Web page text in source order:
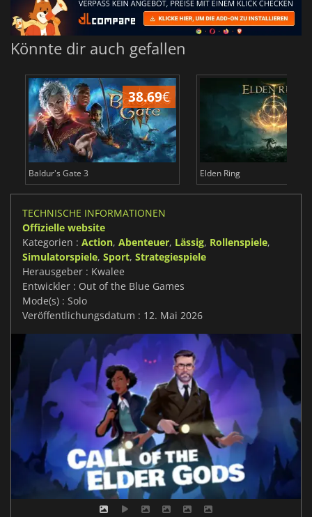
Könnte dir auch gefallen
38.69€
Baldur's Gate 3 Elden Ring
TECHNISCHE INFORMATIONEN
Offizielle website
Kategorien : Action, Abenteuer, Lässig, Rollenspiele,
Simulatorspiele, Sport, Strategiespiele
Herausgeber : Kwalee
Entwickler : Out of the Blue Games
Mode(s) : Solo
Veröffentlichungsdatum : 12. Mai 2026